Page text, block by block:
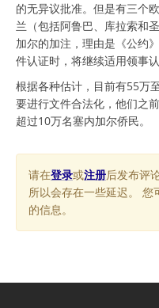
的无异议批准。但是有三个
兰（包括阿鲁巴、库拉索和
加尔的加注，理由是《公约
件认证时，将继续适用领事认
根据各种估计，目前有55万
要进行文件合法化，他们之
超过10万名塞内加尔侨民。
请在登录或注册后发布评
所以会存在一些延迟。 您
的信息。